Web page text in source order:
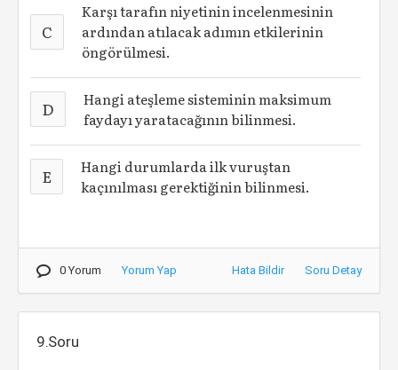
C
Karşı tarafın niyetinin incelenmesinin
ardından atılacak adımın etkilerinin
öngörülmesi.
D
Hangi ateşleme sisteminin maksimum
faydayı yaratacağının bilinmesi.
E
Hangi durumlarda ilk vuruştan
kaçınılması gerektiğinin bilinmesi.
0 Yorum Yorum Yap Hata Bildir Soru Detay
9.Soru